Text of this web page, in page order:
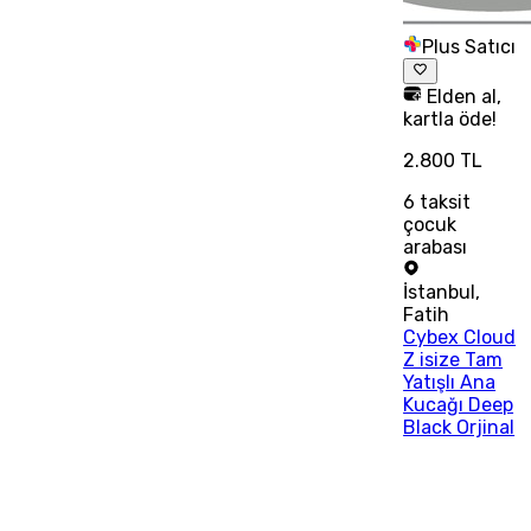
Plus Satıcı
Elden al,
kartla öde!
2.800 TL
6 taksit
çocuk
arabası
İstanbul,
Fatih
Cybex Cloud
Z isize Tam
Yatışlı Ana
Kucağı Deep
Black Orjinal